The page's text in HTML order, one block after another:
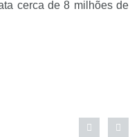
cerca de 8 milhões de